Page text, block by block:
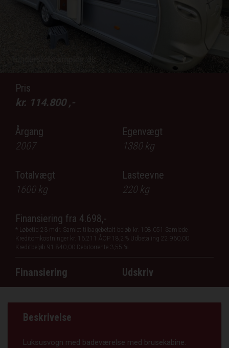
Pris
kr. 114.800 ,-
Årgang
2007
Egenvægt
1380 kg
Totalvægt
1600 kg
Lasteevne
220 kg
Finansiering fra 4.698,-
* Løbetid 23 mdr. Samlet tilbagebetalt beløb kr. 108.051
Samlede
Kreditomkostninger kr. 16.211
ÅOP 18,2% Udbetaling 22.960,00
Kreditbeløb 91.840,00 Debitorrente 3,55 %
Finansiering Udskriv
Beskrivelse
Luksusvogn med badeværelse med brusekabine.